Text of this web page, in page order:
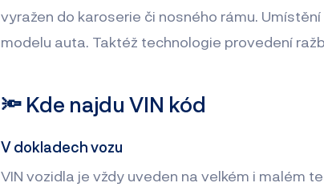
vyražen do karoserie či nosného rámu. Umístění
modelu auta. Taktéž technologie provedení
🔦 Kde najdu VIN kód
V dokladech vozu
VIN vozidla je vždy uveden na velkém i malém